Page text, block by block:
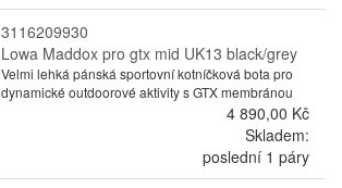
3116209930
Lowa Maddox pro gtx mid UK13 black/grey
Velmi lehká pánská sportovní kotníčková bota pro
dynamické outdoorové aktivity s GTX membránou
4 890,00 Kč
Skladem:
poslední 1 páry